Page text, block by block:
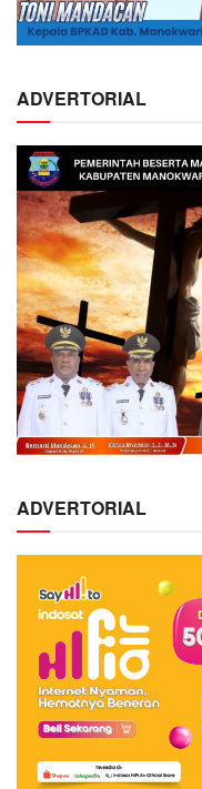
ADVERTORIAL
ADVERTORIAL